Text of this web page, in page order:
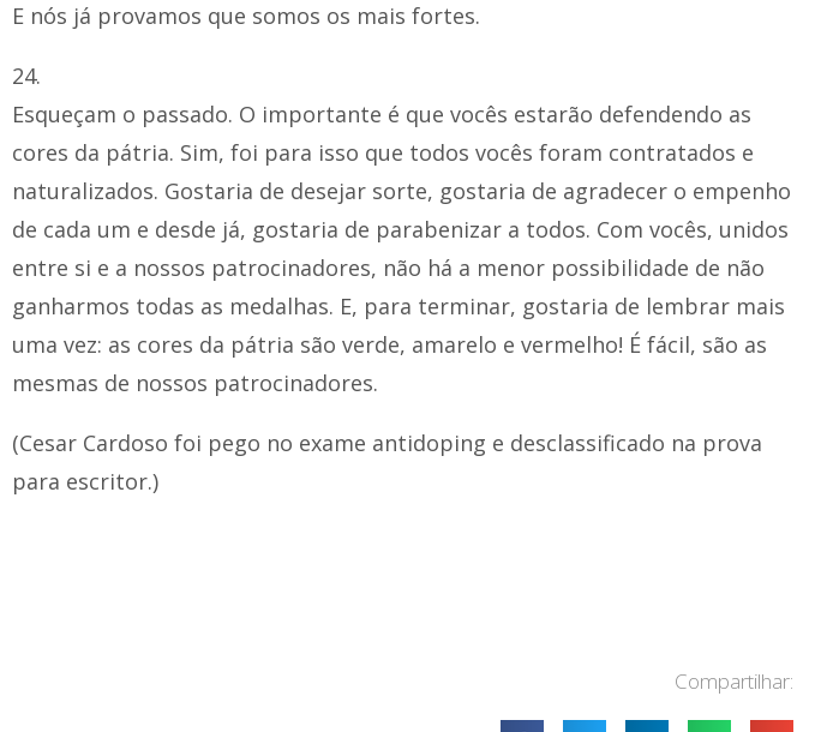
E nós já provamos que somos os mais fortes.
24.
Esqueçam o passado. O importante é que vocês estarão defendendo as
cores da pátria. Sim, foi para isso que todos vocês foram contratados e
naturalizados. Gostaria de desejar sorte, gostaria de agradecer o empenho
de cada um e desde já, gostaria de parabenizar a todos. Com vocês, unidos
entre si e a nossos patrocinadores, não há a menor possibilidade de não
ganharmos todas as medalhas. E, para terminar, gostaria de lembrar mais
uma vez: as cores da pátria são verde, amarelo e vermelho! É fácil, são as
mesmas de nossos patrocinadores.
(Cesar Cardoso foi pego no exame antidoping e desclassificado na prova
para escritor.)
Compartilhar: